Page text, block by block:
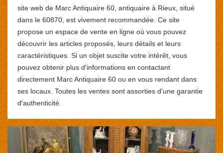
site web de Marc Antiquaire 60, antiquaire à Rieux, situé
dans le 60870, est vivement recommandée. Ce site
propose un espace de vente en ligne où vous pouvez
découvrir les articles proposés, leurs détails et leurs
caractéristiques. Si un objet suscite votre intérêt, vous
pouvez obtenir plus d'informations en contactant
directement Marc Antiquaire 60 ou en vous rendant dans
ses locaux. Toutes les ventes sont assorties d'une garantie
d'authenticité.